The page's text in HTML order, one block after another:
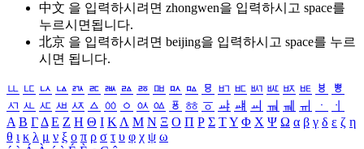
中文 을 입력하시려면 zhongwen을 입력하시고 space를
누르시면됩니다.
北京 을 입력하시려면 beijing을 입력하시고 space를 누르
시면 됩니다.
ㅥ ㅦ ㅧ ㅨ ㅩ ㅪ ㅫ ㅬ ㅭ ㅮ ㅯ ㅰ ㅱ ㅲ ㅳ ㅴ ㅵ ㅶ ㅷ ㅸ
ㅹ
ㅺ ㅻ ㅼ ㅽ ㅾ ㅿ ㆀ ㆁ ㆂ ㆃ ㆄ ㆅ ㆆ ㆇ ㆈ ㆉ ㆊ ㆋ ㆌ ㆍ
ㆎ
Α Β ΓΔ Ε Ζ Η Θ Ι ΚΛ Μ Ν Ξ Ο Π Ρ Σ ΤΥ Φ Χ Ψ Ω α β γ δ ε ζ η
θ ι κ λ μ ν ξ ο π ρ σ τ υ φ χ ψ ω